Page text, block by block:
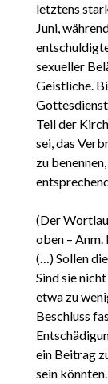
letztens
Juni,
sexueller
Geistliche.
Teil der
sei, das
zu
(Der
oben – Anm.
(…) Sollen
Sind sie
etwa zu
Beschluss
ein Beitrag
sein